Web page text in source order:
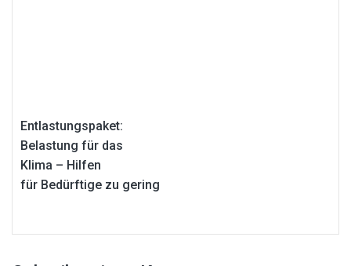
Entlastungspaket:
Belastung für das
Klima – Hilfen
für Bedürftige zu gering